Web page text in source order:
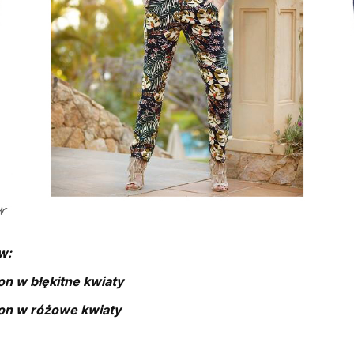
w błękitne kwiaty
w różowe kwiaty